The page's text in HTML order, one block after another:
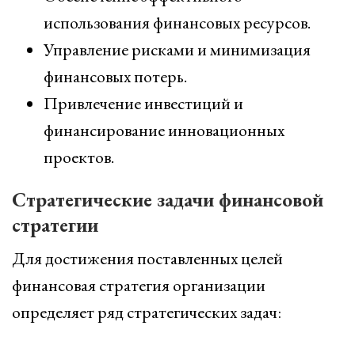
использования финансовых ресурсов.
Управление рисками и минимизация
финансовых потерь.
Привлечение инвестиций и
финансирование инновационных
проектов.
Стратегические задачи финансовой
стратегии
Для достижения поставленных целей
финансовая стратегия организации
определяет ряд стратегических задач: